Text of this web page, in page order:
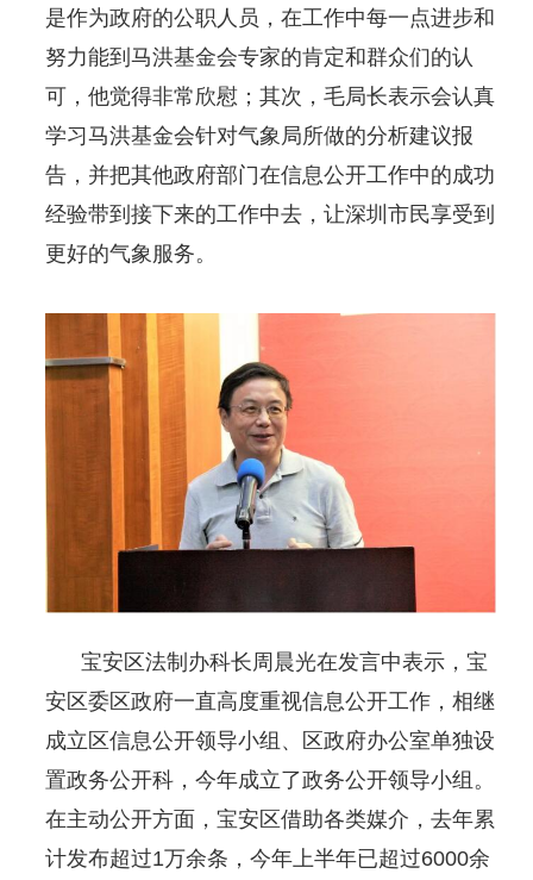
是作为政府的公职人员，在工作中每一点进步和
努力能到马洪基金会专家的肯定和群众们的认
可，他觉得非常欣慰；其次，毛局长表示会认真
学习马洪基金会针对气象局所做的分析建议报
告，并把其他政府部门在信息公开工作中的成功
经验带到接下来的工作中去，让深圳市民享受到
更好的气象服务。
宝安区法制办科长周晨光在发言中表示，宝
安区委区政府一直高度重视信息公开工作，相继
成立区信息公开领导小组、区政府办公室单独设
置政务公开科，今年成立了政务公开领导小组。
在主动公开方面，宝安区借助各类媒介，去年累
计发布超过1万余条，今年上半年已超过6000余